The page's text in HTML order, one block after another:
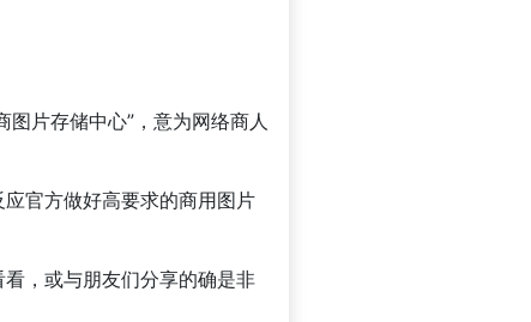
片存储中心”，意为网络商人
官方做好高要求的商用图片
，或与朋友们分享的确是非